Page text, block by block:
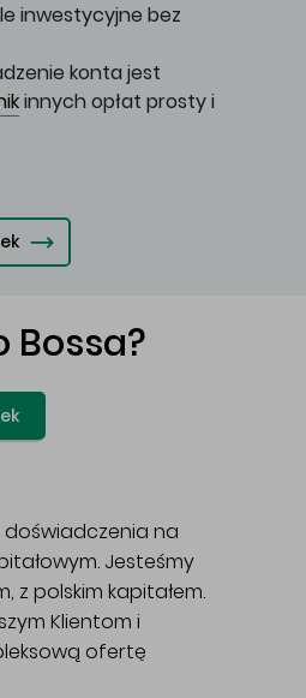
inwestycyjne bez
konta jest
innych opłat prosty i
Bossa?
doświadczenia na
Jesteśmy
z polskim kapitałem.
Klientom i
ofertę